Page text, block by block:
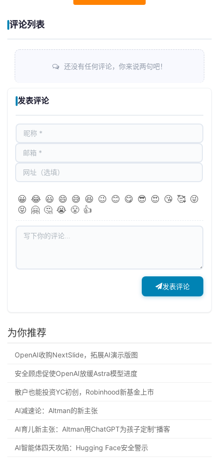
评论列表
还没有任何评论，你来说两句吧！
发表评论
😀 😂 😃 😄 😅 😆 😉 😊 😋 😎 😍 😘 🥰 😜
😝 🤗 🤔 😭 😤 👍
发表评论
为你推荐
OpenAI收购NextSlide，拓展AI演示版图
安全顾虑促使OpenAI放缓Astra模型进度
散户也能投资YC初创，Robinhood新基金上市
AI减速论：Altman的新主张
AI育儿新主张：Altman用ChatGPT为孩子定制”播客
AI智能体四天攻陷：Hugging Face安全警示